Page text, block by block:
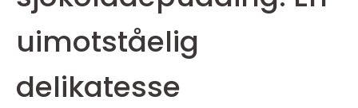
uimotståelig
delikatesse